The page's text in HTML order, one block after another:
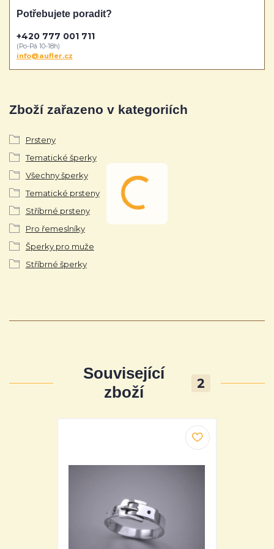
Zboží zařazeno v kategoriích
Prsteny
Tematické šperky
Všechny šperky
Tematické prsteny
Stříbrné prsteny
Pro řemeslníky
Šperky pro muže
Stříbrné šperky
Potřebujete poradit?
+420 777 001 711
(Po-Pá 10-18h)
info@aufler.cz
Související
zboží
2